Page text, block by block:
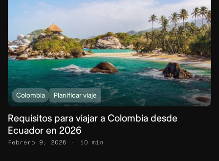
Colombia Planificar viaje
Requisitos para viajar a Colombia desde
Ecuador en 2026
Febrero 9, 2026 10 min